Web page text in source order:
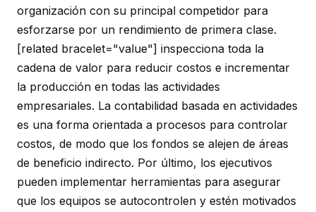
organización con su principal competidor para
esforzarse por un rendimiento de primera clase.
[related bracelet="value"] inspecciona toda la
cadena de valor para reducir costos e incrementar
la producción en todas las actividades
empresariales. La contabilidad basada en actividades
es una forma orientada a procesos para controlar
costos, de modo que los fondos se alejen de áreas
de beneficio indirecto. Por último, los ejecutivos
pueden implementar herramientas para asegurar
que los equipos se autocontrolen y estén motivados